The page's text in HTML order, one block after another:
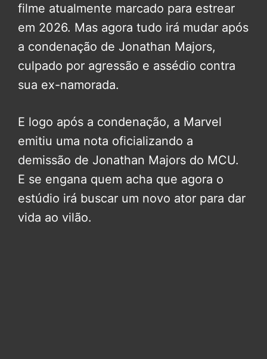
filme atualmente marcado para estrear
em 2026. Mas agora tudo irá mudar após
a condenação de Jonathan Majors,
culpado por agressão e assédio contra
sua ex-namorada.
E logo após a condenação, a Marvel
emitiu uma nota oficializando a
demissão de Jonathan Majors do MCU.
E se engana quem acha que agora o
estúdio irá buscar um novo ator para dar
vida ao vilão.